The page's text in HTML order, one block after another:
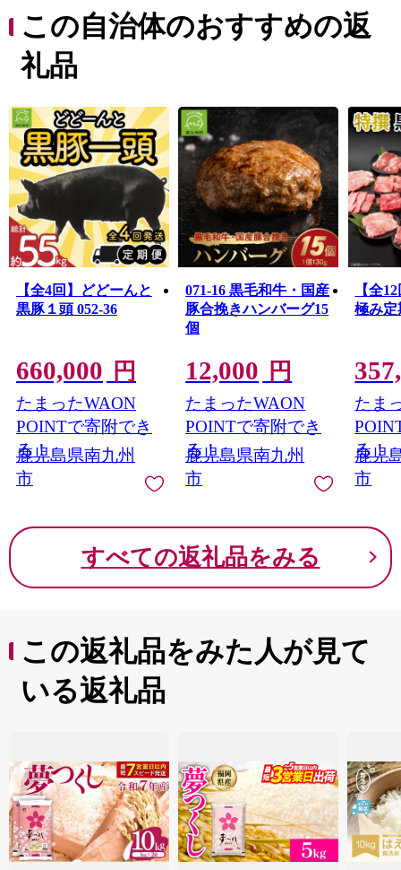
茶」や「さつまいも」などの農産物のほか、鹿児島黒
牛・黒豚をはじめ、鶏卵などの畜産物、それらの加工品
が数多くあります。
南九州市自慢の特産品を、ふるさと納税でぜひお楽しみ
■南九州市ふるさと納税品の不適正表示についてのお詫び
とご報告
本市へのふるさと納税のお礼として取り扱っていた「有
限会社水迫畜産」の牛肉の返礼品について、不適切な表
示があったことが確認されました。
寄附者の皆様には、ご心配とご迷惑をおかけしましたこ
とを、深くお詫び申し上げます。
本市では、直ちに当該事業者の返礼品に係る寄附の受付
また、既に寄附をいただき未発送の当該事業者の返礼品
について発送を見合わせておりますので、今後、個別に
ご連絡をさせていただきます。
附者の皆様には、誠意を持って真摯に対応させていただ
く所存です。
何卒ご理解賜りますようお願い申し上げます。
この自治体のおすすめの返
礼品
【全4回】どどーんと
黒豚１頭 052-36
660,000 円
たまったWAON
POINTで寄附でき
る！
鹿児島県南九州
市
071-16 黒毛和牛・国産
豚合挽きハンバーグ15
個
12,000 円
たまったWAON
POINTで寄附でき
る！
鹿児島県南九州
市
【全
極み定
たま
る！
鹿児
市
すべての返礼品をみる
この返礼品をみた人が見て
いる返礼品